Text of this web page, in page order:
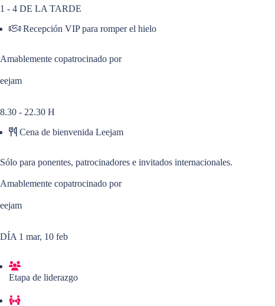
1 - 4 DE LA TARDE
Recepción VIP para romper el hielo
Amablemente copatrocinado por
8.30 - 22.30 H
Cena de bienvenida Leejam
Sólo para ponentes, patrocinadores e invitados internacionales.
Amablemente copatrocinado por
DÍA 1 mar, 10 feb
Etapa de liderazgo